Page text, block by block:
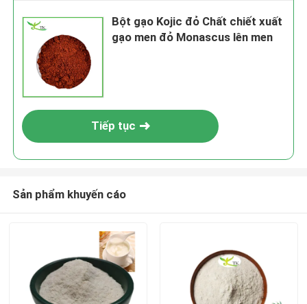
Bột gạo Kojic đỏ Chất chiết xuất
gạo men đỏ Monascus lên men
Tiếp tục
Sản phẩm khuyến cáo